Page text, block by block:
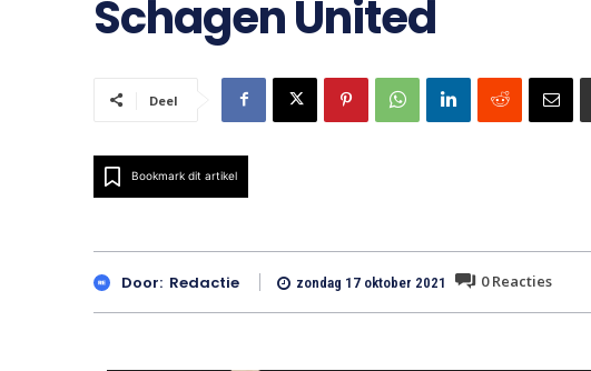
Schagen United
Deel
Bookmark dit artikel
Door: Redactie zondag 17 oktober 2021 0Reacties